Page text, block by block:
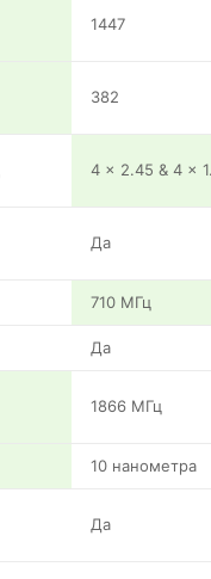
1447
382
4 x 2.45 & 4 x
Да
710 МГц
Да
1866 МГц
10 нанометра
Да